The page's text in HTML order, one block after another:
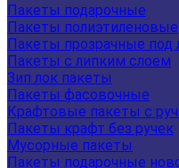
Пакеты подарочные
Пакеты полиэтиленовые
Пакеты прозрачные под
Пакеты с липким слоем
Зип лок пакеты
Пакеты фасовочные
Крафтовые пакеты с
Пакеты крафт без ручек
Мусорные пакеты
Пакеты подарочные